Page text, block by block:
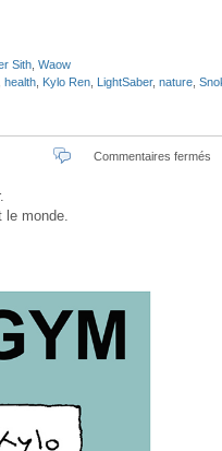
Sith Waow
health Kylo Ren LightSaber, nature
Commentaires fermés
le monde.